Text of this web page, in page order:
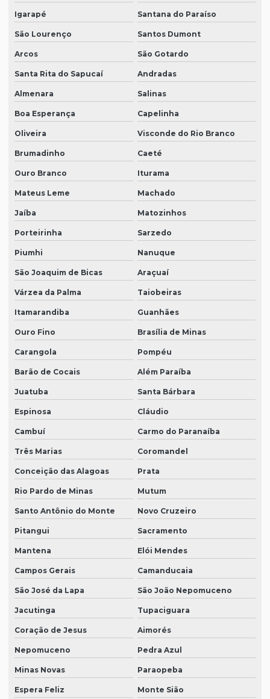
Igarapé Santana do Paraíso
São Lourenço Santos Dumont
Arcos São Gotardo
Santa Rita do Sapucaí Andradas
Almenara Salinas
Boa Esperança Capelinha
Oliveira Visconde do Rio Branco
Brumadinho Caeté
Ouro Branco Iturama
Mateus Leme Machado
Jaíba Matozinhos
Porteirinha Sarzedo
Piumhi Nanuque
São Joaquim de Bicas Araçuaí
Várzea da Palma Taiobeiras
Itamarandiba Guanhães
Ouro Fino Brasília de Minas
Carangola Pompéu
Barão de Cocais Além Paraíba
Juatuba Santa Bárbara
Espinosa Cláudio
Cambuí Carmo do Paranaíba
Três Marias Coromandel
Conceição das Alagoas Prata
Rio Pardo de Minas Mutum
Santo Antônio do Monte Novo Cruzeiro
Pitangui Sacramento
Mantena Elói Mendes
Campos Gerais Camanducaia
São José da Lapa São João Nepomuceno
Jacutinga Tupaciguara
Coração de Jesus Aimorés
Nepomuceno Pedra Azul
Minas Novas Paraopeba
Espera Feliz Monte Sião